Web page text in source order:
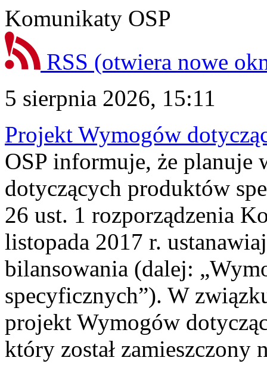
Komunikaty OSP
RSS (otwiera nowe
5 sierpnia 2026, 15:11
Projekt Wymogów
OSP informuje, że planuje
dotyczących produktów
26 ust. 1 rozporządzenia
listopada 2017 r.
bilansowania (dalej:
specyficznych”). W
projekt Wymogów
który został zamieszczony